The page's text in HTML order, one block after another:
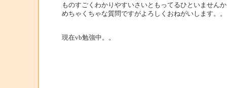
ものすごくわかりやすいさいともってるひといません
めちゃくちゃな質問ですがよろしくおねがいします。。
現在vb勉強中。。